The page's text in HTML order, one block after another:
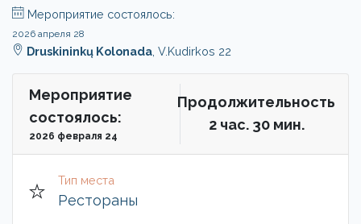
Мероприятие состоялось:
2026 апреля 28
Druskininkų Kolonada , V.Kudirkos 22
Мероприятие
состоялось:
2026 февраля 24
Продолжительность
2 чac. 30 мин.
Тип места
Рестораны